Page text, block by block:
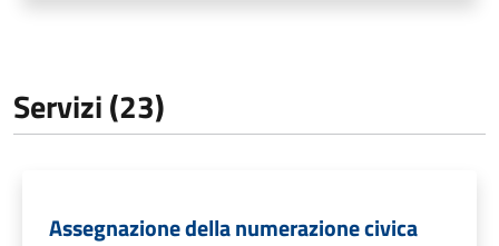
Servizi (23)
Assegnazione della numerazione civica